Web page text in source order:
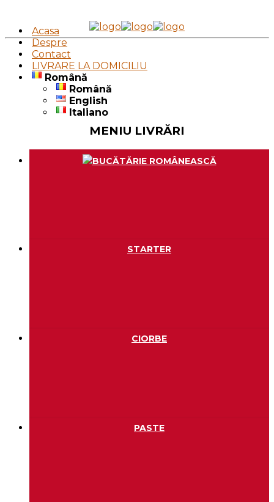
Acasa
Despre
Contact
LIVRARE LA DOMICILIU
Română
Română
English
Italiano
MENIU LIVRĂRI
BUCĂTĂRIE ROMÂNEASCĂ
STARTER
CIORBE
PASTE